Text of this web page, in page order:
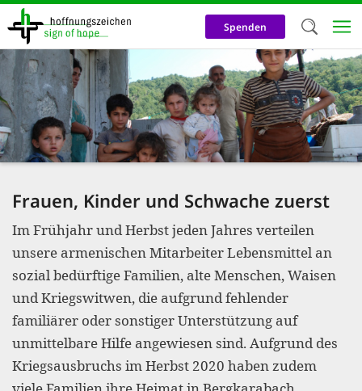
Direkt
zum
Inhalt
Spenden
Frauen, Kinder und Schwache zuerst
Im Frühjahr und Herbst jeden Jahres verteilen
unsere armenischen Mitarbeiter Lebensmittel an
sozial bedürftige Familien, alte Menschen, Waisen
und Kriegswitwen, die aufgrund fehlender
familiärer oder sonstiger Unterstützung auf
unmittelbare Hilfe angewiesen sind. Aufgrund des
Kriegsausbruchs im Herbst 2020 haben zudem
Herzlich
Wir
auf
Neben
Online-